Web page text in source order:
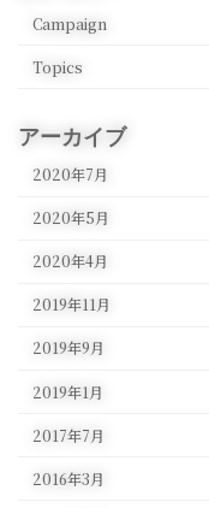
Campaign
Topics
アーカイブ
2020年7月
2020年5月
2020年4月
2019年11月
2019年9月
2019年1月
2017年7月
2016年3月